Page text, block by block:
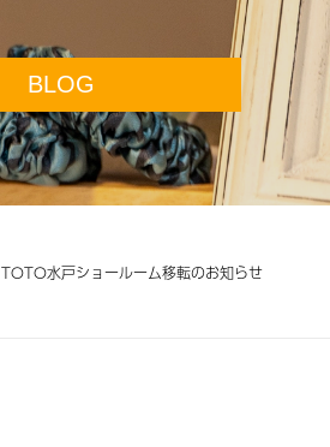
BLOG
TOTO水戸ショールーム移転のお知らせ